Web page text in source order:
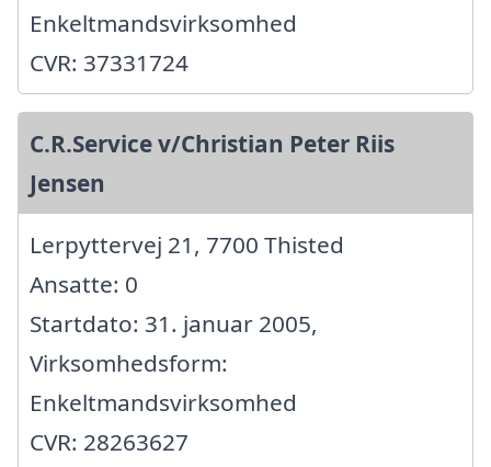
Enkeltmandsvirksomhed
CVR: 37331724
C.R.Service v/Christian Peter Riis
Jensen
Lerpyttervej 21, 7700 Thisted
Ansatte: 0
Startdato: 31. januar 2005,
Virksomhedsform:
Enkeltmandsvirksomhed
CVR: 28263627